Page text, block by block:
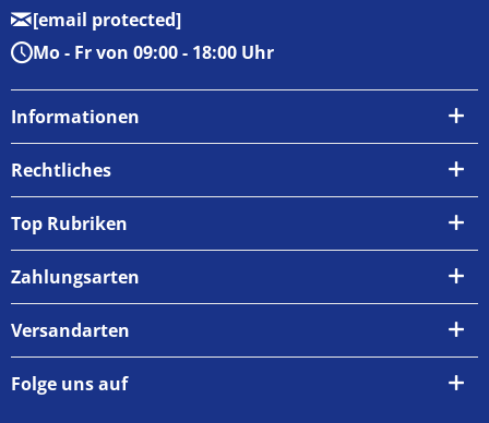
[email protected]
Mo - Fr von 09:00 - 18:00 Uhr
Informationen
Über uns
Zahlungsarten
Versand & Abholung
Newsletter
Rückgabe & Umtausch
Rechtliches
AGB
Widerrufsrecht
Top Rubriken
Zahlungsarten
Versandarten
Folge uns auf